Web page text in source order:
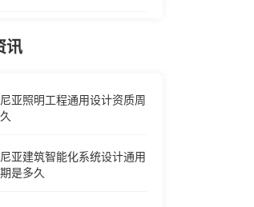
讯
亚照明工程通用设计资质周
亚建筑智能化系统设计通用
是多久